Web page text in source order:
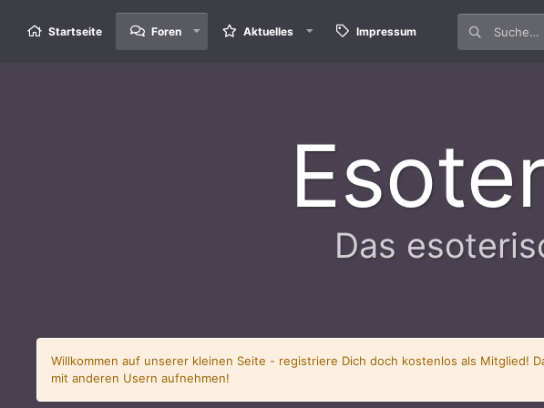
Startseite Foren Aktuelles Impressum
Das
Willkommen auf unserer kleinen Seite - registriere Dich doch kostenlos als Mitglied!
mit anderen Usern aufnehmen!